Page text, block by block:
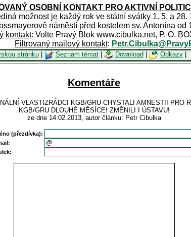
OSOBNÍ KONTAKT PRO AKTIVNÍ
možnost je každý rok ve státní svátky 1. 5. a 28.
náměstí před kostelem sv. Antonína od
kontakt: Volte Pravý Blok www.cibulka.net, P. O.
Filtrovaný mailový kontakt:
stránku| Seznam témat| Download Odkazy|
Komentáře
VLASTIZRÁDCI KGB/GRU CHYSTALI AMNESTII PRO
KGB/GRU DLOUHÉ MĚSÍCE! ZMĚNILI I ÚSTAVU!
ze dne 14.02.2013, autor článku: Petr Cibulka
(přezdívka):